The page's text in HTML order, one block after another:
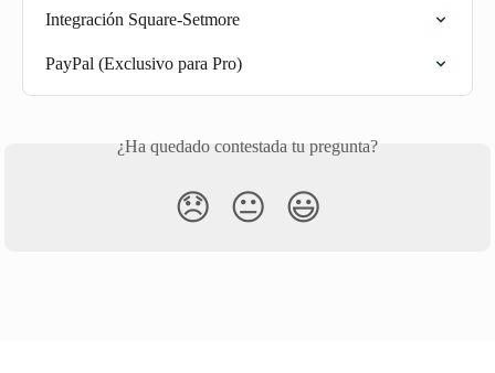
Integración Square-Setmore
PayPal (Exclusivo para Pro)
¿Ha quedado contestada tu pregunta?
😞 😐 😃